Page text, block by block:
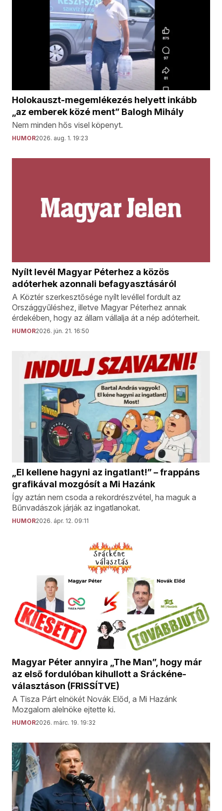
Holokauszt-megemlékezés helyett inkább
„az emberek közé ment” Balogh Mihály
Nem minden hős visel köpenyt.
HUMOR2026. aug. 1. 19:23
Nyílt levél Magyar Péterhez a közös
adóterhek azonnali befagyasztásáról
A Köztér szerkesztősége nyílt levéllel fordult az
Országgyűléshez, illetve Magyar Péterhez annak
érdekében, hogy az állam vállalja át a nép adóterheit.
HUMOR2026. jún. 21. 16:50
„El kellene hagyni az ingatlant!” – frappáns
grafikával mozgósít a Mi Hazánk
Így aztán nem csoda a rekordrészvétel, ha maguk a
Bűnvadászok járják az ingatlanokat.
HUMOR2026. ápr. 12. 09:11
Magyar Péter annyira „The Man”, hogy már
az első fordulóban kihullott a Sráckéne-
választáson (FRISSÍTVE)
A Tisza Párt elnökét Novák Előd, a Mi Hazánk
Mozgalom alelnöke ejtette ki.
HUMOR2026. márc. 19. 19:32